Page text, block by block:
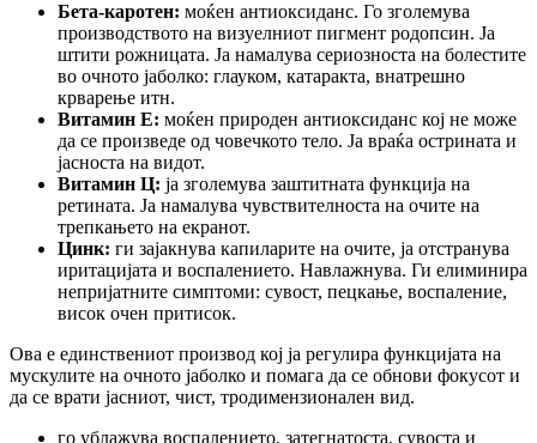
Бета-каротен: моќен антиоксиданс. Го зголемува
производството на визуелниот пигмент родопсин. Ја
штити рожницата. Ја намалува сериозноста на болестите
во очното јаболко: глауком, катаракта, внатрешно
крварење итн.
Витамин Е: моќен природен антиоксиданс кој не може
да се произведе од човечкото тело. Ја враќа острината и
јасноста на видот.
Витамин Ц: ја зголемува заштитната функција нa
ретината. Ја намалува чувствителноста на очите на
трепкањето на екранот.
Цинк: ги зајакнува капиларите на очите, ја отстранува
иритацијата и воспалението. Навлажнува. Ги елиминира
непријатните симптоми: сувост, пецкање, воспаление,
висок очен притисок.
Ова е единствениот производ кој ја регулира функцијата на
мускулите на очното јаболко и помага да се обнови фокусот и
да се врати јасниот, чист, тродимензионален вид.
го ублажува воспалението, затегнатоста, сувоста и